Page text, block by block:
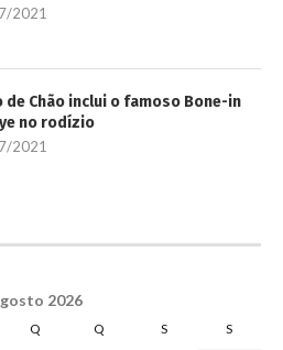
2021
de Chão inclui o famoso Bone-in
no rodízio
2021
2026
Q Q S S